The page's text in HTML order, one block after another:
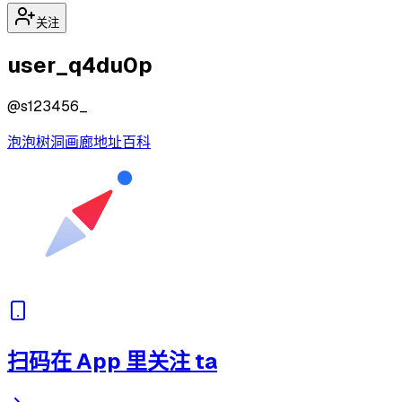
关注
user_q4du0p
@s123456_
泡泡树洞画廊地址百科
扫码在 App 里关注 ta